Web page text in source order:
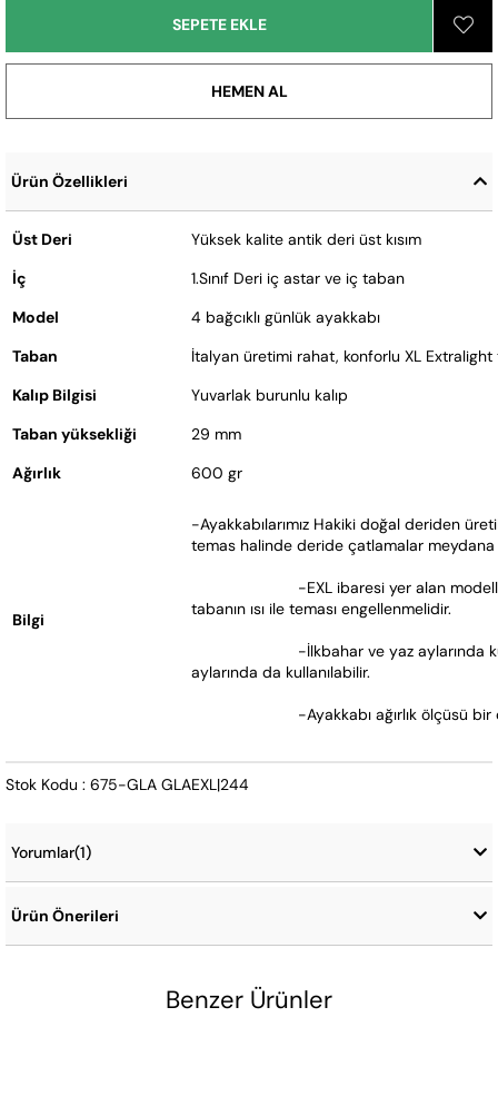
Ürün Özellikleri
Üst Deri
Yüksek kalite antik deri üst kısım
İç
1.Sınıf Deri iç astar ve iç taban
Model
4 bağcıklı günlük ayakkabı
Taban
İtalyan üretimi rahat, konforlu XL
Kalıp Bilgisi
Yuvarlak burunlu kalıp
Taban yüksekliği
29 mm
Ağırlık
600 gr
Bilgi
-Ayakkabılarımız Hakiki doğal deriden
temas halinde deride çatlamalar meydana
tabanın ısı ile teması engellenmelidir.
aylarında da kullanılabilir.
-Ayakkabı ağırlık ölçüsü
Stok Kodu : 675-GLA GLAEXL|244
Yorumlar(1)
Ürün Önerileri
Benzer Ürünler